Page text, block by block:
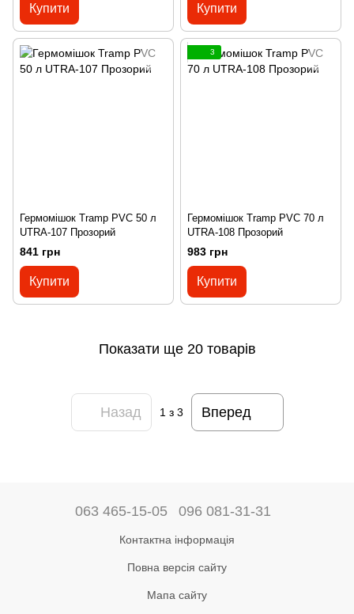
Купити Купити
Гермомішок Tramp PVC 50 л
UTRA-107 Прозорий
841 грн
Купити
3
Гермомішок Tramp PVC 70 л
UTRA-108 Прозорий
983 грн
Купити
Показати ще 20 товарів
Назад 1з 3 Вперед
063 465-15-05 096 081-31-31
Контактна інформація
Повна версія сайту
Мапа сайту